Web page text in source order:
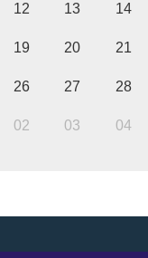
12 13 14
19 20 21
26 27 28
02 03 04